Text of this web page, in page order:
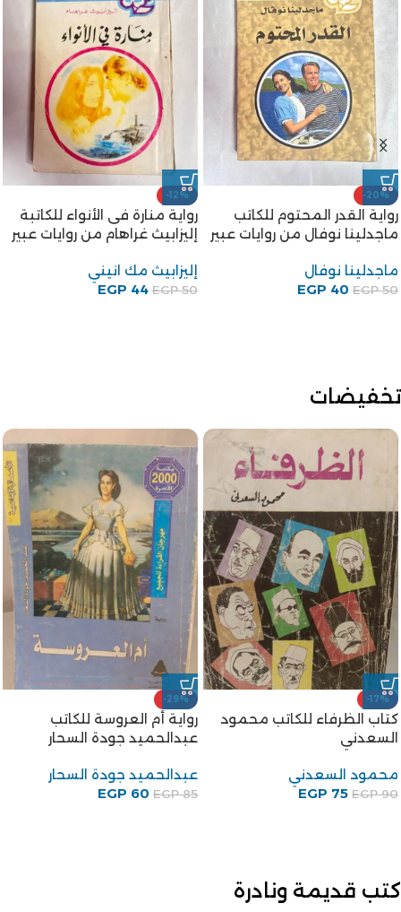
-20%
رواية القدر المحتوم للكاتب
ماجدلينا نوفال من روايات عبير
ماجدلينا نوفال
EGP50
EGP 40
-12%
رواية منارة فى الأنواء للكاتبة
إليزابيث غراهام من روايات عبير
إليزابيث مك انيني
EGP50
EGP 44
تخفيضات
-17%
كتاب الظرفاء للكاتب محمود
السعدني
محمود السعدني
EGP90
EGP 75
-29%
رواية أم العروسة للكاتب
عبدالحميد جودة السحار
عبدالحميد جودة السحار
EGP85
EGP 60
كتب قديمة ونادرة